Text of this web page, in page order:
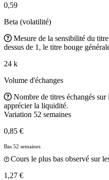
0,59
Beta (volatilité)
Mesure de la sensibilité du
dessus de 1, le titre bouge
24 k
Volume d'échanges
Nombre de titres échangés
apprécier la liquidité.
Variation 52 semaines
0,85 €
Bas 52 semaines
Cours le plus bas observé sur
1,27 €